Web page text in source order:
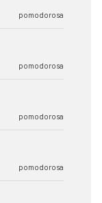
pomodorosa
pomodorosa
pomodorosa
pomodorosa